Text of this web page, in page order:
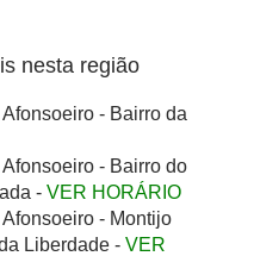
nesta região
- Bairro da
- Bairro do
- VER HORÁRIO
- Montijo
Liberdade - VER